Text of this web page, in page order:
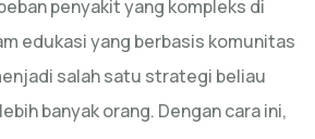
penyakit yang kompleks di
edukasi yang berbasis komunitas
salah satu strategi beliau
banyak orang. Dengan cara ini,